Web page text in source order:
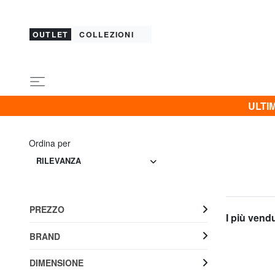
OUTLET COLLEZIONI
Ordina per
RILEVANZA
I più
PREZZO
BRAND
DIMENSIONE